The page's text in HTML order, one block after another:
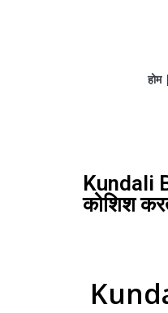
होम |
Kundali
कोशिश